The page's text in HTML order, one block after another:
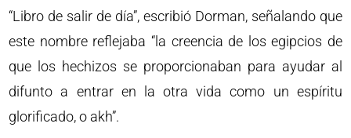
“Libro de salir de día”, escribió Dorman, señalando que
este nombre reflejaba “la creencia de los egipcios de
que los hechizos se proporcionaban para ayudar al
difunto a entrar en la otra vida como un espíritu
glorificado, o akh”.